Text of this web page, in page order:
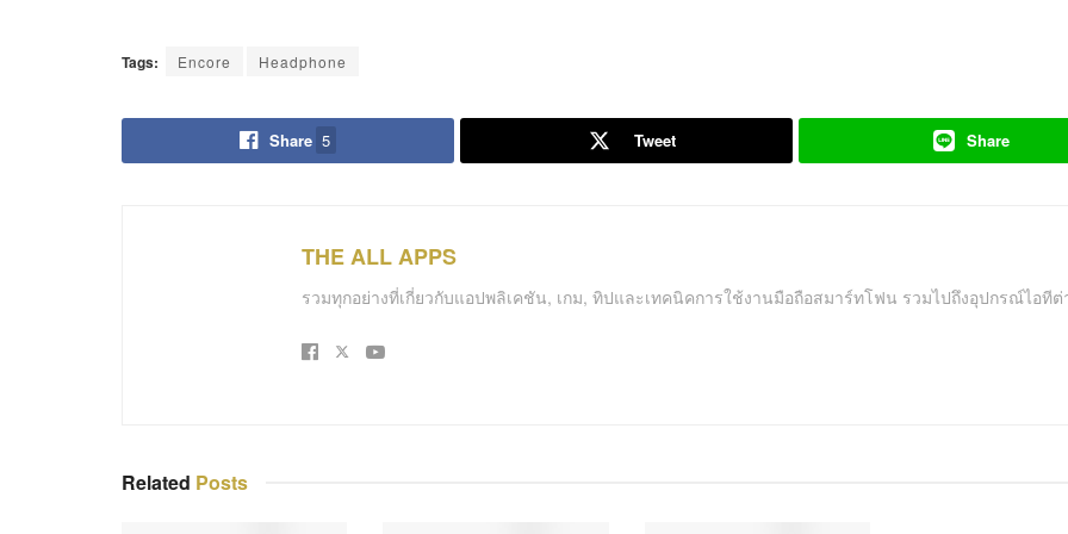
Tags: Encore Headphone
Share 5 Tweet Share
THE ALL APPS
รวมทุกอย่างที่เกี่ยวกับแอปพลิเคชัน, เกม, ทิปและเทคนิคการใช้งานมือถือสมาร์ทโฟน รวมไปถึงอุปกรณ์ไอทีต่
Related Posts